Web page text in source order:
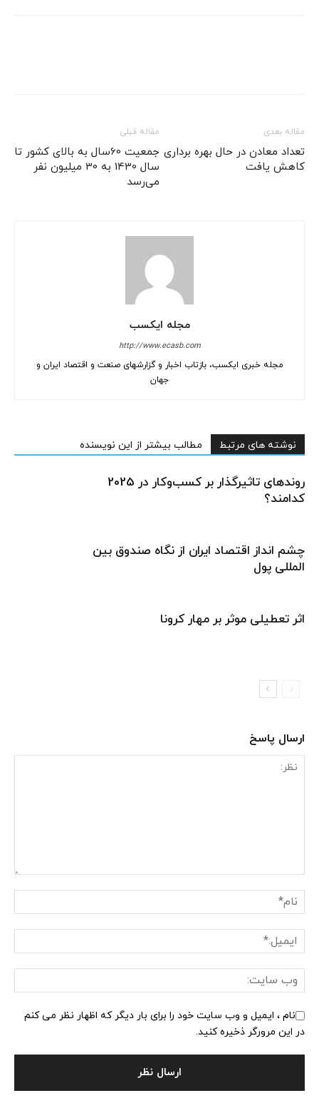
مقاله قبلی
جمعیت 60سال به بالای کشور تا
سال 1430 به 30 میلیون نفر
می‌رسد
مقاله بعدی
تعداد معادن در حال بهره برداری
کاهش یافت
مجله ایکسب
http://www.ecasb.com
مجله خبری ایکسب، بازتاب اخبار و گزارشهای صنعت و اقتصاد ایران و
جهان
نوشته های مرتبط مطالب بیشتر از این نویسنده
روندهای تاثیرگذار بر کسب‌وکار در 2025
کدامند؟
چشم انداز اقتصاد ایران از نگاه صندوق بین
المللی پول
اثر تعطیلی موثر بر مهار کرونا
ارسال پاسخ
نام ، ایمیل و وب سایت خود را برای بار دیگر که اظهار نظر می کنم
در این مرورگر ذخیره کنید.